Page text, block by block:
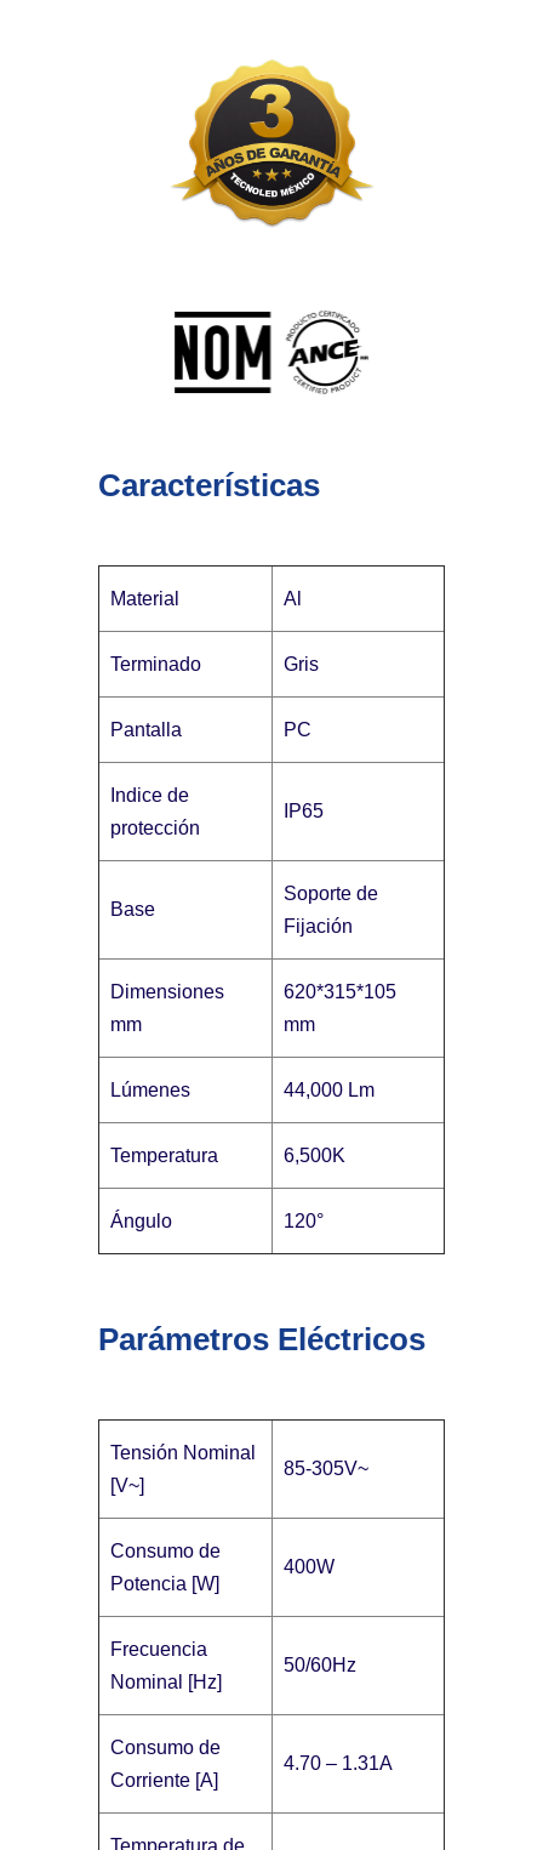
Características
Material Al
Terminado Gris
Pantalla PC
Indice de
protección
IP65
Base
Soporte de
Fijación
Dimensiones
mm
620*315*105
mm
Lúmenes 44,000 Lm
Temperatura 6,500K
Ángulo 120°
Parámetros Eléctricos
Tensión Nominal
[V~]
85-305V~
Consumo de
Potencia [W]
400W
Frecuencia
Nominal [Hz]
50/60Hz
Consumo de
Corriente [A]
4.70 – 1.31A
Temperatura de